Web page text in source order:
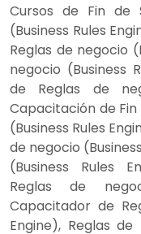
Cursos de Fin de
(Business Rules
Reglas de negocio
negocio (Business
de Reglas de
Capacitación de
(Business Rules
de negocio
(Business Rules
Reglas de
Capacitador de
Engine), Reglas de